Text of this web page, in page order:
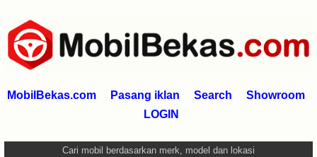
MobilBekas.com Pasang iklan Search
Showroom
LOGIN
Cari mobil berdasarkan merk, model dan lokasi